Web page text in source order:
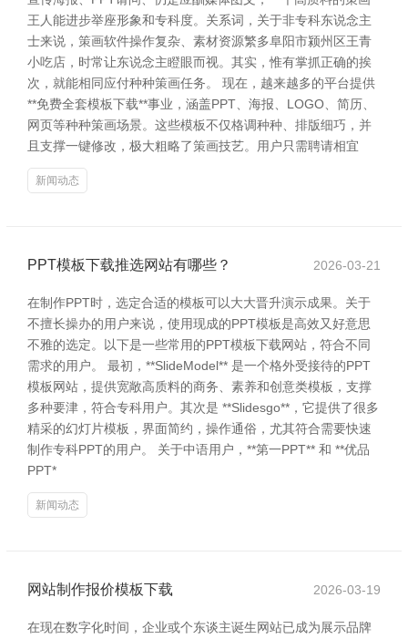
王人能进步举座形象和专科度。关系词，关于非专科东说念主
士来说，策画软件操作复杂、素材资源繁多阜阳市颍州区王青
小吃店，时常让东说念主瞪眼而视。其实，惟有掌抓正确的挨
次，就能相同应付种种策画任务。 现在，越来越多的平台提供
**免费全套模板下载**事业，涵盖PPT、海报、LOGO、简历、
网页等种种策画场景。这些模板不仅格调种种、排版细巧，并
且支撑一键修改，极大粗略了策画技艺。用户只需聘请相宜
新闻动态
PPT模板下载推选网站有哪些？ 2026-03-21
在制作PPT时，选定合适的模板可以大大晋升演示成果。关于
不擅长操办的用户来说，使用现成的PPT模板是高效又好意思
不雅的选定。以下是一些常用的PPT模板下载网站，符合不同
需求的用户。 最初，**SlideModel** 是一个格外受接待的PPT
模板网站，提供宽敞高质料的商务、素养和创意类模板，支撑
多种要津，符合专科用户。其次是 **Slidesgo**，它提供了很多
精采的幻灯片模板，界面简约，操作通俗，尤其符合需要快速
制作专科PPT的用户。 关于中语用户，**第一PPT** 和 **优品
PPT*
新闻动态
网站制作报价模板下载 2026-03-19
在现在数字化时间，企业或个东谈主诞生网站已成为展示品牌